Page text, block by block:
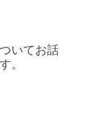
いてお話
。